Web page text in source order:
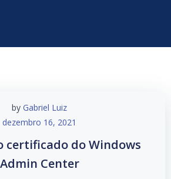
by Gabriel Luiz
dezembro 16, 2021
certificado do Windows
Admin Center